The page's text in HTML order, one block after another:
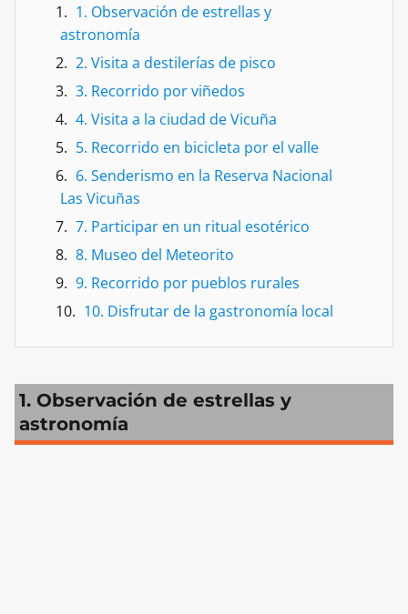
1. Observación de estrellas y
astronomía
2. Visita a destilerías de pisco
3. Recorrido por viñedos
4. Visita a la ciudad de Vicuña
5. Recorrido en bicicleta por el valle
6. Senderismo en la Reserva Nacional
Las Vicuñas
7. Participar en un ritual esotérico
8. Museo del Meteorito
9. Recorrido por pueblos rurales
10. Disfrutar de la gastronomía local
1. Observación de estrellas y
astronomía